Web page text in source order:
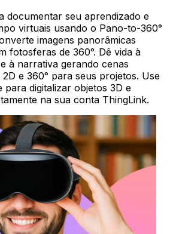
documentar seu aprendizado e
virtuais usando o Pano-to-360°
imagens panorâmicas
fotosferas de 360°. Dê vida à
à narrativa gerando cenas
e 360° para seus projetos. Use
para digitalizar objetos 3D e
na sua conta ThingLink.